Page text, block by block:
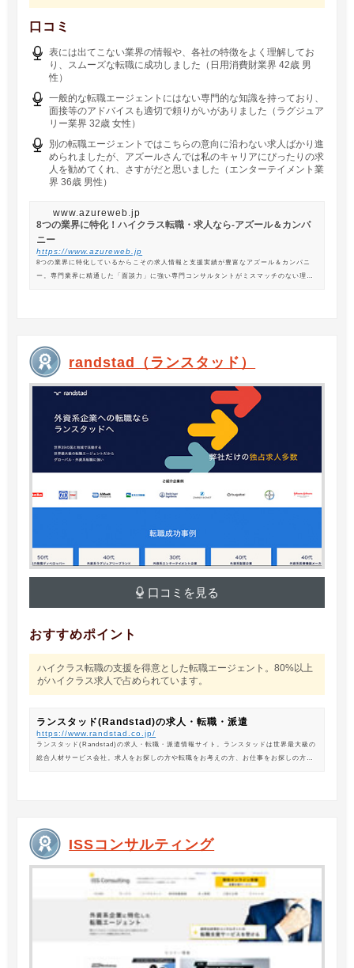
口コミ
表には出てこない業界の情報や、各社の特徴をよく理解してお
り、スムーズな転職に成功しました（日用消費財業界 42歳 男
性）
一般的な転職エージェントにはない専門的な知識を持っており、
面接等のアドバイスも適切で頼りがいがありました（ラグジュア
リー業界 32歳 女性）
別の転職エージェントではこちらの意向に沿わない求人ばかり進
められましたが、アズールさんでは私のキャリアにぴったりの求
人を勧めてくれ、さすがだと思いました（エンターテイメント業
界 36歳 男性）
www.azureweb.jp
8つの業界に特化！ハイクラス転職・求人なら-アズール＆カンパ
ニー
https://www.azureweb.jp
8つの業界に特化しているからこその求人情報と支援実績が豊富なアズール＆カンパニ
ー。専門業界に精通した「面談力」に強い専門コンサルタントがミスマッチのない理想
randstad（ランスタッド）
口コミを見る
おすすめポイント
ハイクラス転職の支援を得意とした転職エージェント。80%以上
がハイクラス求人で占められています。
ランスタッド(Randstad)の求人・転職・派遣
https://www.randstad.co.jp/
ランスタッド(Randstad)の求人・転職・派遣情報サイト。ランスタッドは世界最大級の
総合人材サービス会社。求人をお探しの方や転職をお考えの方、お仕事をお探しの方に
ISSコンサルティング